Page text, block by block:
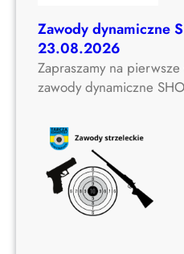
Zawody dynamiczne
23.08.2026
Zapraszamy na
zawody dynamiczne